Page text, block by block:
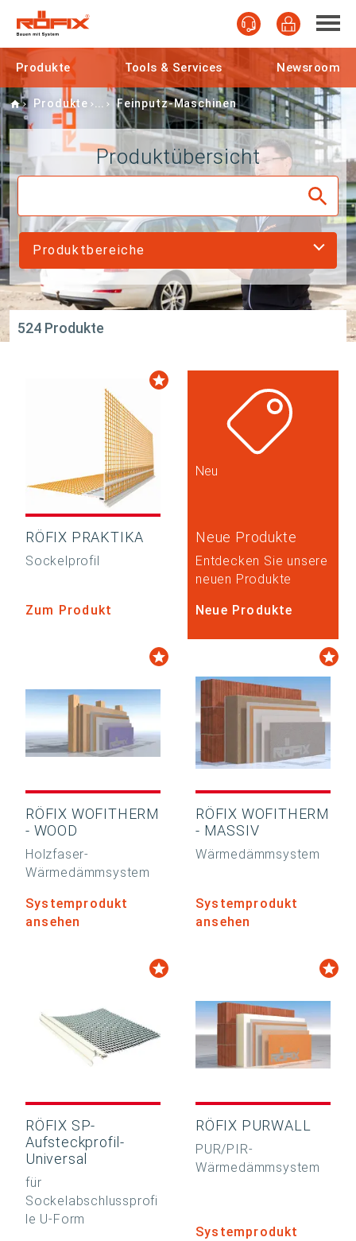
Produkte Tools & Services Newsroom
HomeProdukte Feinputz-Maschinen
Produktübersicht
Produktbereiche
524 Produkte
RÖFIX PRAKTIKA
Sockelprofil
Zum Produkt
Neu
Neue Produkte
Entdecken Sie unsere
neuen Produkte
Neue Produkte
RÖFIX WOFITHERM
- WOOD
Holzfaser-
Wärmedämmsystem
Systemprodukt
ansehen
RÖFIX WOFITHERM
- MASSIV
Wärmedämmsystem
Systemprodukt
ansehen
RÖFIX SP-
Aufsteckprofil-
Universal
für
Sockelabschlussprofi
le U-Form
RÖFIX PURWALL
PUR/PIR-
Wärmedämmsystem
Systemprodukt